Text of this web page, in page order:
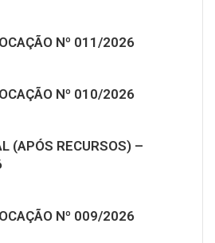
Nº 011/2026
Nº 010/2026
(APÓS RECURSOS) –
Nº 009/2026